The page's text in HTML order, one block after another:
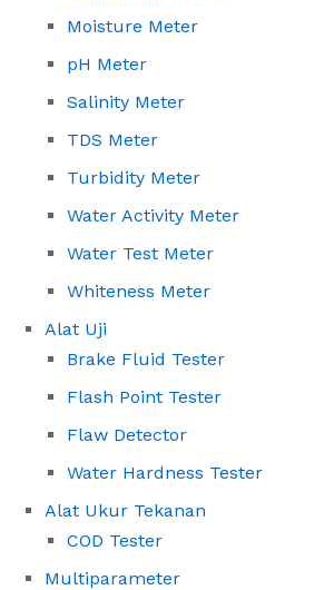
Moisture Meter
pH Meter
Salinity Meter
TDS Meter
Turbidity Meter
Water Activity Meter
Water Test Meter
Whiteness Meter
Alat Uji
Brake Fluid Tester
Flash Point Tester
Flaw Detector
Water Hardness Tester
Alat Ukur Tekanan
COD Tester
Multiparameter